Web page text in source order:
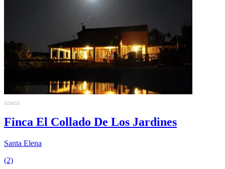
Finca El Collado De Los Jardines
Santa Elena
(2)